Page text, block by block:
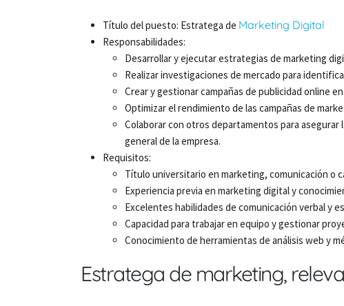
Título del puesto: Estratega de Marketing Digital
Responsabilidades:
Desarrollar y ejecutar estrategias de marketing
Realizar investigaciones de mercado para
Crear y gestionar campañas de publicidad online
Optimizar el rendimiento de las campañas de
Colaborar con otros departamentos para
general de la empresa.
Requisitos:
Título universitario en marketing, comunicación o
Experiencia previa en marketing digital y
Excelentes habilidades de comunicación verbal y
Capacidad para trabajar en equipo y gestionar
Conocimiento de herramientas de análisis web y
Estratega de marketing,